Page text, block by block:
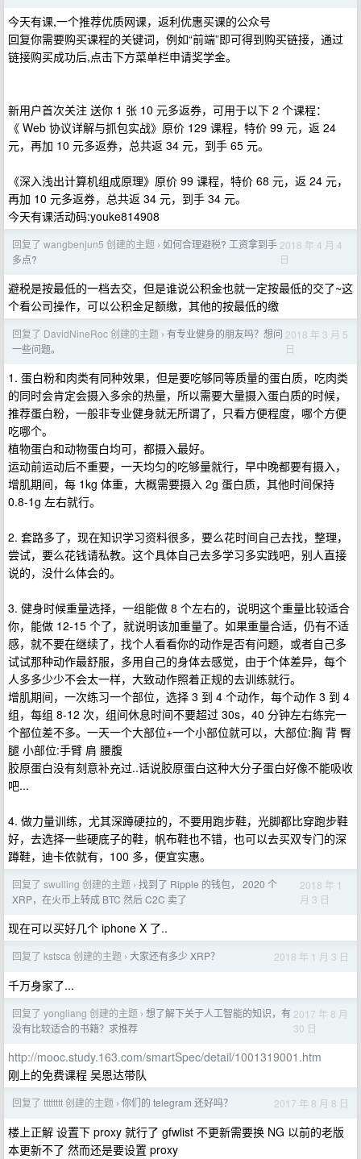
今天有课,一个推荐优质网课，返利优惠买课的公众号
回复你需要购买课程的关键词，例如“前端”即可得到购买链接，通过
链接购买成功后,点击下方菜单栏申请奖学金。
新用户首次关注 送你 1 张 10 元多返券，可用于以下 2 个课程：
《 Web 协议详解与抓包实战》原价 129 课程，特价 99 元，返 24
元，再加 10 元多返券，总共返 34 元，到手 65 元。
《深入浅出计算机组成原理》原价 99 课程，特价 68 元，返 24 元，
再加 10 元多返券，总共返 34 元，到手 34 元。
今天有课活动码:youke814908
回复了 wangbenjun5 创建的主题 › 如何合理避税? 工资拿到手
多点?
2018 年 4 月 4
日
避税是按最低的一档去交，但是谁说公积金也就一定按最低的交了~这
个看公司操作，可以公积金足额缴，其他的按最低的缴
回复了 DavidNineRoc 创建的主题 › 有专业健身的朋友吗？想问
一些问题。
2018 年 3 月 5
日
1. 蛋白粉和肉类有同种效果，但是要吃够同等质量的蛋白质，吃肉类
的同时会肯定会摄入多余的热量，所以需要大量摄入蛋白质的时候，
推荐蛋白粉，一般非专业健身就无所谓了，只看方便程度，哪个方便
吃哪个。
植物蛋白和动物蛋白均可，都摄入最好。
运动前运动后不重要，一天均匀的吃够量就行，早中晚都要有摄入，
增肌期间，每 1kg 体重，大概需要摄入 2g 蛋白质，其他时间保持
0.8-1g 左右就行。
2. 套路多了，现在知识学习资料很多，要么花时间自己去找，整理，
尝试，要么花钱请私教。这个具体自己去多学习多实践吧，别人直接
说的，没什么体会的。
3. 健身时候重量选择，一组能做 8 个左右的，说明这个重量比较适合
你，能做 12-15 个了，就说明该加重量了。如果重量合适，仍有不适
感，就不要在继续了，找个人看看你的动作是否有问题，或者自己多
试试那种动作最舒服，多用自己的身体去感觉，由于个体差异，每个
人多多少少不会太一样，大致动作照着正规的去训练就行。
增肌期间，一次练习一个部位，选择 3 到 4 个动作，每个动作 3 到 4
组，每组 8-12 次，组间休息时间不要超过 30s，40 分钟左右练完一
个部位差不多。一天一个大部位+一个小部位就可以，大部位:胸 背 臀
腿 小部位:手臂 肩 腰腹
胶原蛋白没有刻意补充过..话说胶原蛋白这种大分子蛋白好像不能吸收
吧...
4. 做力量训练，尤其深蹲硬拉的，不要用跑步鞋，光脚都比穿跑步鞋
好，去选择一些硬底子的鞋，帆布鞋也不错，也可以去买双专门的深
蹲鞋，迪卡侬就有，100 多，便宜实惠。
回复了 swulling 创建的主题 › 找到了 Ripple 的钱包， 2020 个
XRP，在火币上转成 BTC 然后 C2C 卖了
2018 年 1
月 3 日
现在可以买好几个 iphone X 了..
回复了 kstsca 创建的主题 › 大家还有多少 XRP？ 2018 年 1 月 3 日
千万身家了...
回复了 yongliang 创建的主题 › 想了解下关于人工智能的知识，有
没有比较适合的书籍？求推荐
2017 年 8 月
30 日
http://mooc.study.163.com/smartSpec/detail/1001319001.htm
刚上的免费课程 吴恩达带队
回复了 tttttttt 创建的主题 › 你们的 telegram 还好吗？ 2017 年 8 月 8 日
楼上正解 设置下 proxy 就行了 gfwlist 不更新需要换 NG 以前的老版
本更新不了 然而还是要设置 proxy